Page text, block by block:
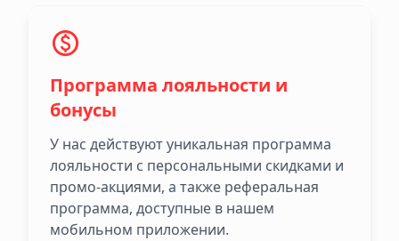
Программа лояльности и
бонусы
У нас действуют уникальная программа
лояльности с персональными скидками и
промо-акциями, а также реферальная
программа, доступные в нашем
мобильном приложении.